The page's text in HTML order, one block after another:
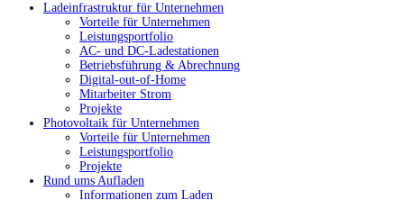
Ladeinfrastruktur für Unternehmen
Vorteile für Unternehmen
Leistungsportfolio
AC- und DC-Ladestationen
Betriebsführung & Abrechnung
Digital-out-of-Home
Mitarbeiter Strom
Projekte
Photovoltaik für Unternehmen
Vorteile für Unternehmen
Leistungsportfolio
Projekte
Rund ums Aufladen
Informationen zum Laden